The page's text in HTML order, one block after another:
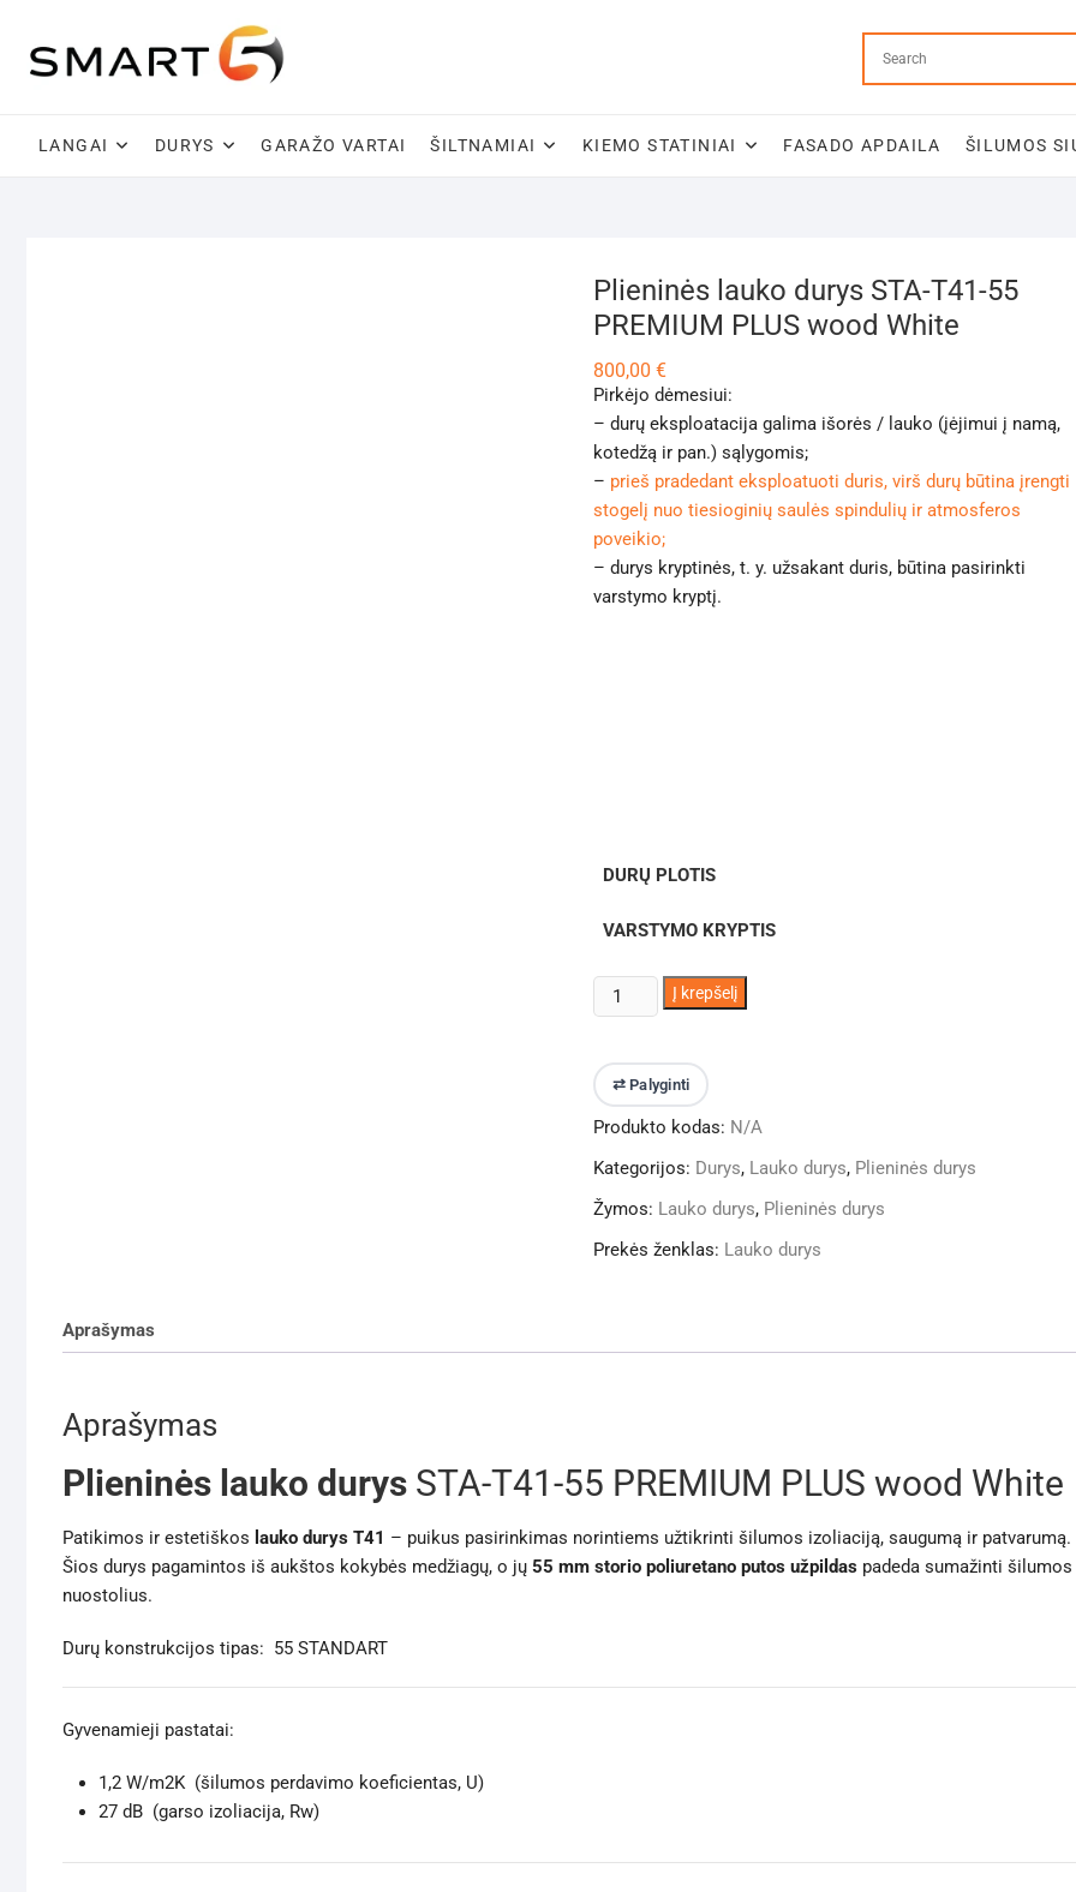
content
LANGAI DURYS GARAŽO VARTAI ŠILTNAMIAI KIEMO STATINIAI FASADO APDAILA ŠILUMOS
Plieninės lauko durys STA-T41-55
PREMIUM PLUS wood White
800,00 €
Pirkėjo dėmesiui:
– durų eksploatacija galima išorės / lauko (įėjimui į namą,
kotedžą ir pan.) sąlygomis;
– prieš pradedant eksploatuoti duris, virš durų būtina įrengti
stogelį nuo tiesioginių saulės spindulių ir atmosferos
poveikio;
– durys kryptinės, t. y. užsakant duris, būtina pasirinkti
varstymo kryptį.
DURŲ PLOTIS
VARSTYMO KRYPTIS
produkto
kiekis:
lauko
durys
STA-
T41-
PREMIUM
PLUS
Į krepšelį
⇄ Palyginti
Produkto kodas: N/A
Kategorijos: Durys, Lauko durys, Plieninės durys
Žymos: Lauko durys, Plieninės durys
Prekės ženklas: Lauko durys
Aprašymas
Aprašymas
Plieninės lauko durys STA-T41-55 PREMIUM PLUS wood White
Patikimos ir estetiškos lauko durys T41 – puikus pasirinkimas norintiems užtikrinti šilumos izoliaciją, saugumą ir patvarumą.
Šios durys pagamintos iš aukštos kokybės medžiagų, o jų 55 mm storio poliuretano putos užpildas padeda sumažinti šilumos
nuostolius.
Durų konstrukcijos tipas: 55 STANDART
Gyvenamieji pastatai:
1,2 W/m2K (šilumos perdavimo koeficientas, U)
27 dB (garso izoliacija, Rw)